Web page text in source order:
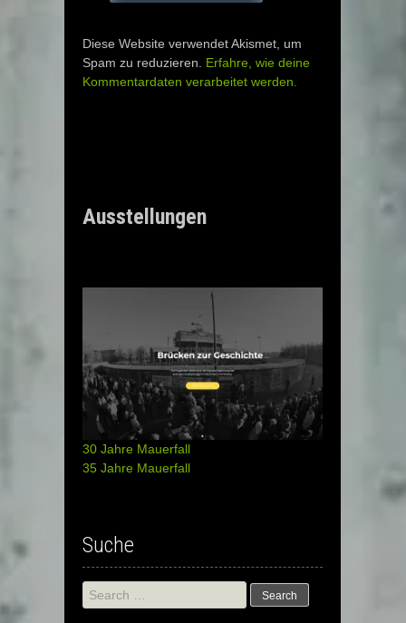
Diese Website verwendet Akismet, um
Spam zu reduzieren. Erfahre, wie deine
Kommentardaten verarbeitet werden.
Ausstellungen
30 Jahre Mauerfall
35 Jahre Mauerfall
Suche
Search
for: